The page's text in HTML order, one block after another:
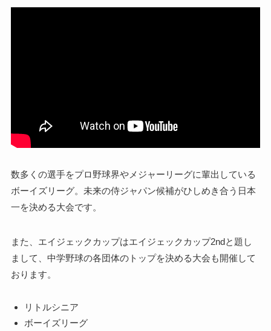
数多くの選手をプロ野球界やメジャーリーグに輩出している
ボーイズリーグ。未来の侍ジャパン候補がひしめき合う日本
一を決める大会です。
また、エイジェックカップはエイジェックカップ2ndと題し
まして、中学野球の各団体のトップを決める大会も開催して
おります。
リトルシニア
ボーイズリーグ